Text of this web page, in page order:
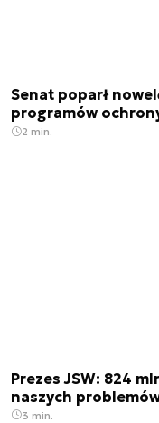
Senat poparł
programów
2 min.
Prezes JSW: 824
naszych
3 min.